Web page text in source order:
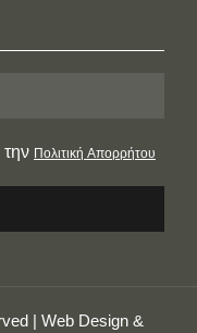
Πολιτική Απορρήτου
| Web Design &